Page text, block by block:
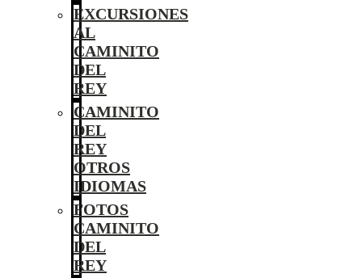
EXCURSIONES
AL
CAMINITO
DEL
REY
CAMINITO
DEL
REY
OTROS
IDIOMAS
FOTOS
CAMINITO
DEL
REY